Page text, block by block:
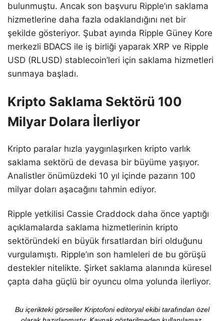
bulunmuştu. Ancak son başvuru Ripple’ın saklama
hizmetlerine daha fazla odaklandığını net bir
şekilde gösteriyor. Şubat ayında Ripple Güney Kore
merkezli BDACS ile iş birliği yaparak XRP ve Ripple
USD (RLUSD) stablecoin’leri için saklama hizmetleri
sunmaya başladı.
Kripto Saklama Sektörü 100
Milyar Dolara İlerliyor
Kripto paralar hızla yaygınlaşırken kripto varlık
saklama sektörü de devasa bir büyüme yaşıyor.
Analistler önümüzdeki 10 yıl içinde pazarın 100
milyar doları aşacağını tahmin ediyor.
Ripple yetkilisi Cassie Craddock daha önce yaptığı
açıklamalarda saklama hizmetlerinin kripto
sektöründeki en büyük fırsatlardan biri olduğunu
vurgulamıştı. Ripple’ın son hamleleri de bu görüşü
destekler nitelikte. Şirket saklama alanında küresel
çapta daha güçlü bir oyuncu olma yolunda ilerliyor.
Bu içerikteki görseller Kriptofoni editoryal ekibi tarafından özel